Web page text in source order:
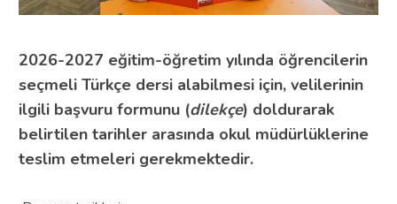
2026-2027 eğitim-öğretim yılında öğrencilerin
seçmeli Türkçe dersi alabilmesi için, velilerinin
ilgili başvuru formunu (dilekçe) doldurarak
belirtilen tarihler arasında okul müdürlüklerine
teslim etmeleri gerekmektedir.